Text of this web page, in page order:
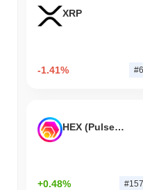
XRP
-1.41% #6
HEX (Pulsechain)
+0.48% #157